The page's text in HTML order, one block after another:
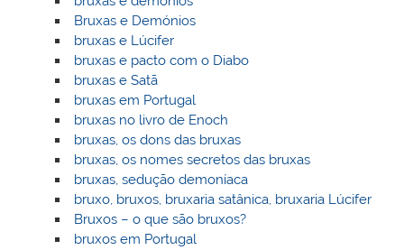
Bruxas e Demónios
bruxas e Lúcifer
bruxas e pacto com o Diabo
bruxas e Satã
bruxas em Portugal
bruxas no livro de Enoch
bruxas, os dons das bruxas
bruxas, os nomes secretos das bruxas
bruxas, sedução demoníaca
bruxo, bruxos, bruxaria satânica, bruxaria Lúcifer
Bruxos – o que são bruxos?
bruxos em Portugal